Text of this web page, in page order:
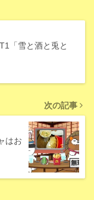
「雪と酒と兎と
次の記事
はお